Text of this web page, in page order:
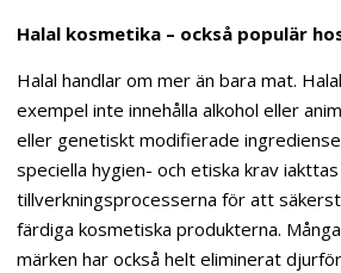
Halal kosmetika – också populär
Halal handlar om mer än bara mat.
exempel inte innehålla alkohol eller
eller genetiskt modifierade
speciella hygien- och etiska krav
tillverkningsprocesserna för att
färdiga kosmetiska produkterna.
märken har också helt eliminerat